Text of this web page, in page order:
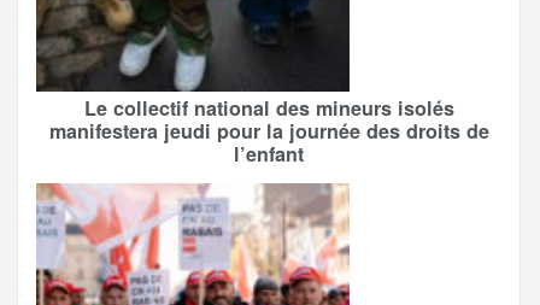
Le collectif national des mineurs isolés
manifestera jeudi pour la journée des droits de
l’enfant